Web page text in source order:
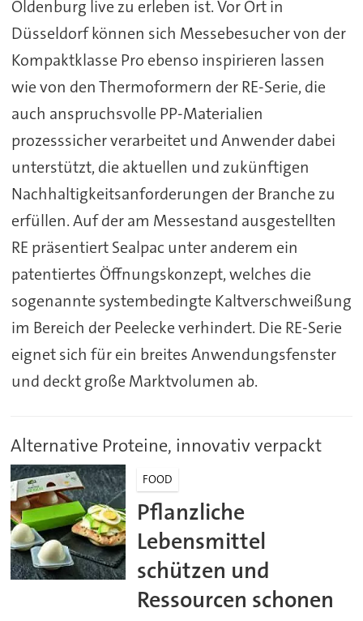
Oldenburg live zu erleben ist. Vor Ort in
Düsseldorf können sich Messebesucher von der
Kompaktklasse Pro ebenso inspirieren lassen
wie von den Thermoformern der RE-Serie, die
auch anspruchsvolle PP-Materialien
prozesssicher verarbeitet und Anwender dabei
unterstützt, die aktuellen und zukünftigen
Nachhaltigkeitsanforderungen der Branche zu
erfüllen. Auf der am Messestand ausgestellten
RE präsentiert Sealpac unter anderem ein
patentiertes Öffnungskonzept, welches die
sogenannte systembedingte Kaltverschweißung
im Bereich der Peelecke verhindert. Die RE-Serie
eignet sich für ein breites Anwendungsfenster
und deckt große Marktvolumen ab.
Alternative Proteine, innovativ verpackt
FOOD
Pflanzliche
Lebensmittel
schützen und
Ressourcen schonen